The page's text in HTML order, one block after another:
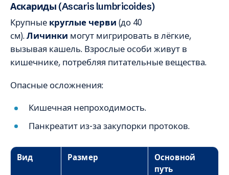
Аскариды (Ascaris lumbricoides)
Крупные круглые черви (до 40
см).Личинки могут мигрировать в лёгкие,
вызывая кашель. Взрослые особи живут в
кишечнике, потребляя питательные вещества.
Опасные осложнения:
Кишечная непроходимость.
Панкреатит из-за закупорки протоков.
Вид Размер
Основной
путь